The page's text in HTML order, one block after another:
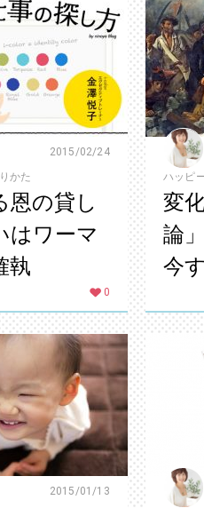
2015/02/24
かた
恩の貸し
はワーマ
執
0
ハッピ
変
論
今
ィ
2015/01/13